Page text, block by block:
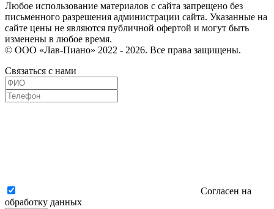
Любое использование материалов с сайта запрещено без
письменного разрешения администрации сайта. Указанные на
сайте цены не являются публичной офертой и могут быть
изменены в любое время.
© ООО «Лав-Пиано» 2022 - 2026. Все права защищены.
Связаться с нами
Согласен на
обработку данных